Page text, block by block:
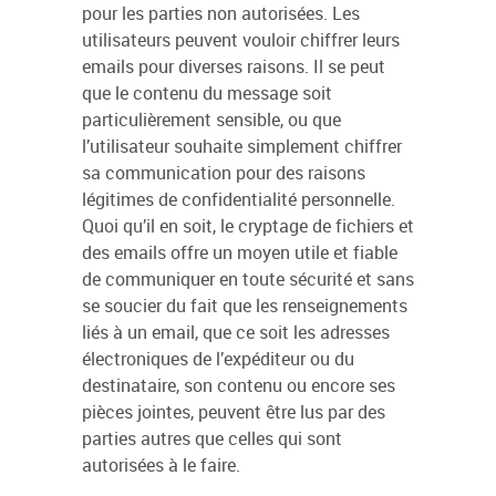
pour les parties non autorisées. Les
utilisateurs peuvent vouloir chiffrer leurs
emails pour diverses raisons. Il se peut
que le contenu du message soit
particulièrement sensible, ou que
l’utilisateur souhaite simplement chiffrer
sa communication pour des raisons
légitimes de confidentialité personnelle.
Quoi qu’il en soit, le cryptage de fichiers et
des emails offre un moyen utile et fiable
de communiquer en toute sécurité et sans
se soucier du fait que les renseignements
liés à un email, que ce soit les adresses
électroniques de l’expéditeur ou du
destinataire, son contenu ou encore ses
pièces jointes, peuvent être lus par des
parties autres que celles qui sont
autorisées à le faire.